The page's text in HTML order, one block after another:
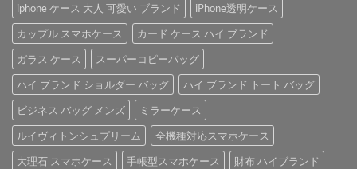
iphone ケース 大人 可愛い ブランド
iPhone透明ケース
カップル スマホケース
カード ケース ハイ ブランド
ガラス ケース
スーパーコピーバッグ
ハイ ブランド ショルダー バッグ
ハイ ブランド トート バッグ
ビジネス バッグ メンズ
ミラーケース
ルイヴィトンシュプリーム
全機種対応スマホケース
大理石 スマホケース
手帳型スマホケース 財布 ハイブランド